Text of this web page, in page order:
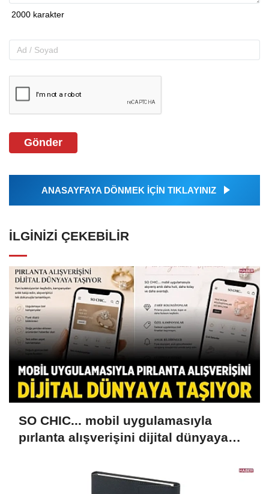
Gönder
ANASAYFAYA DÖNMEK İÇİN TIKLAYINIZ
İLGINIZI ÇEKEBILIR
SO CHIC... mobil uygulamasıyla
pırlanta alışverişini dijital dünyaya